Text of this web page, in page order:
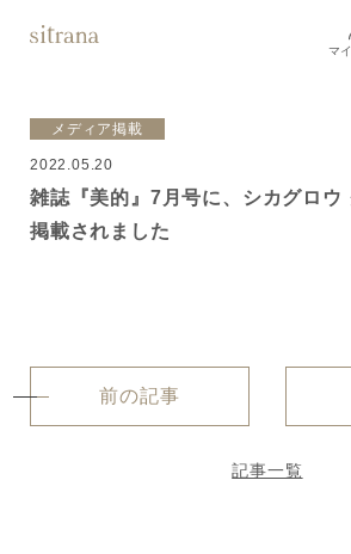
商品一覧 LINEUP
ローション
マ
メディア掲載
2022.05.20
雑誌『美的』7月号に、シカグロウ
掲載されました
前の記事
記事一覧